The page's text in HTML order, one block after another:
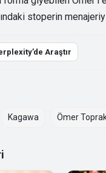
stoperin
Araştır
Kagawa Ömer